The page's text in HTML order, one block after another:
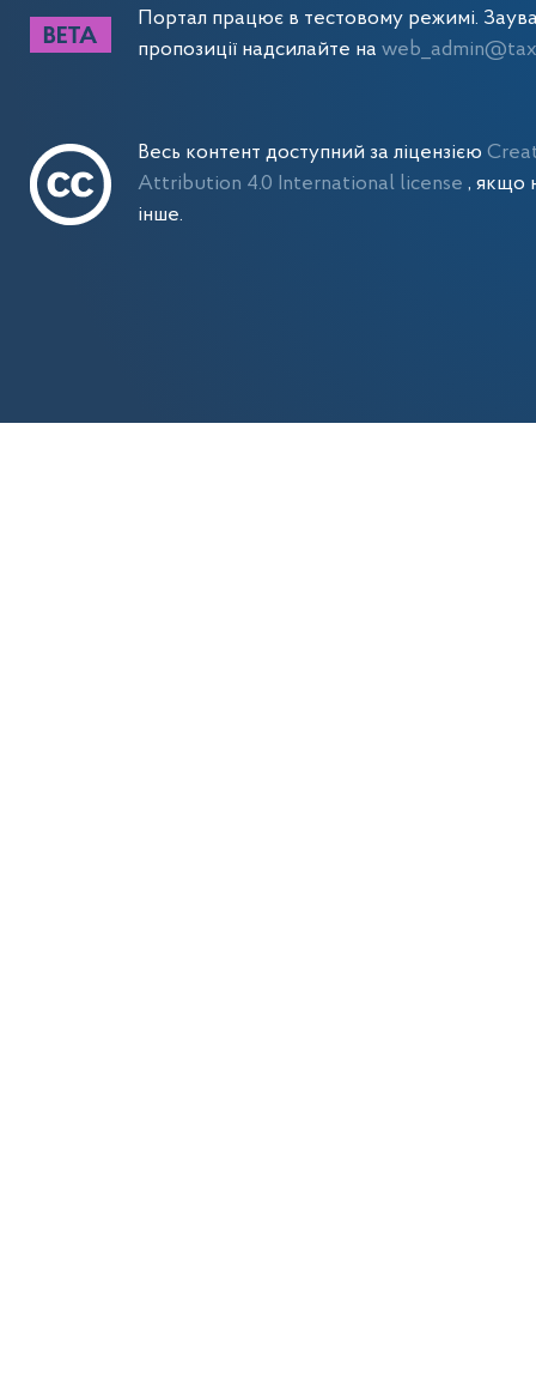
Портал працює в тестовому режимі.
пропозиції надсилайте на
Весь контент доступний за ліцензією
Attribution 4.0 International license , якщо
інше.